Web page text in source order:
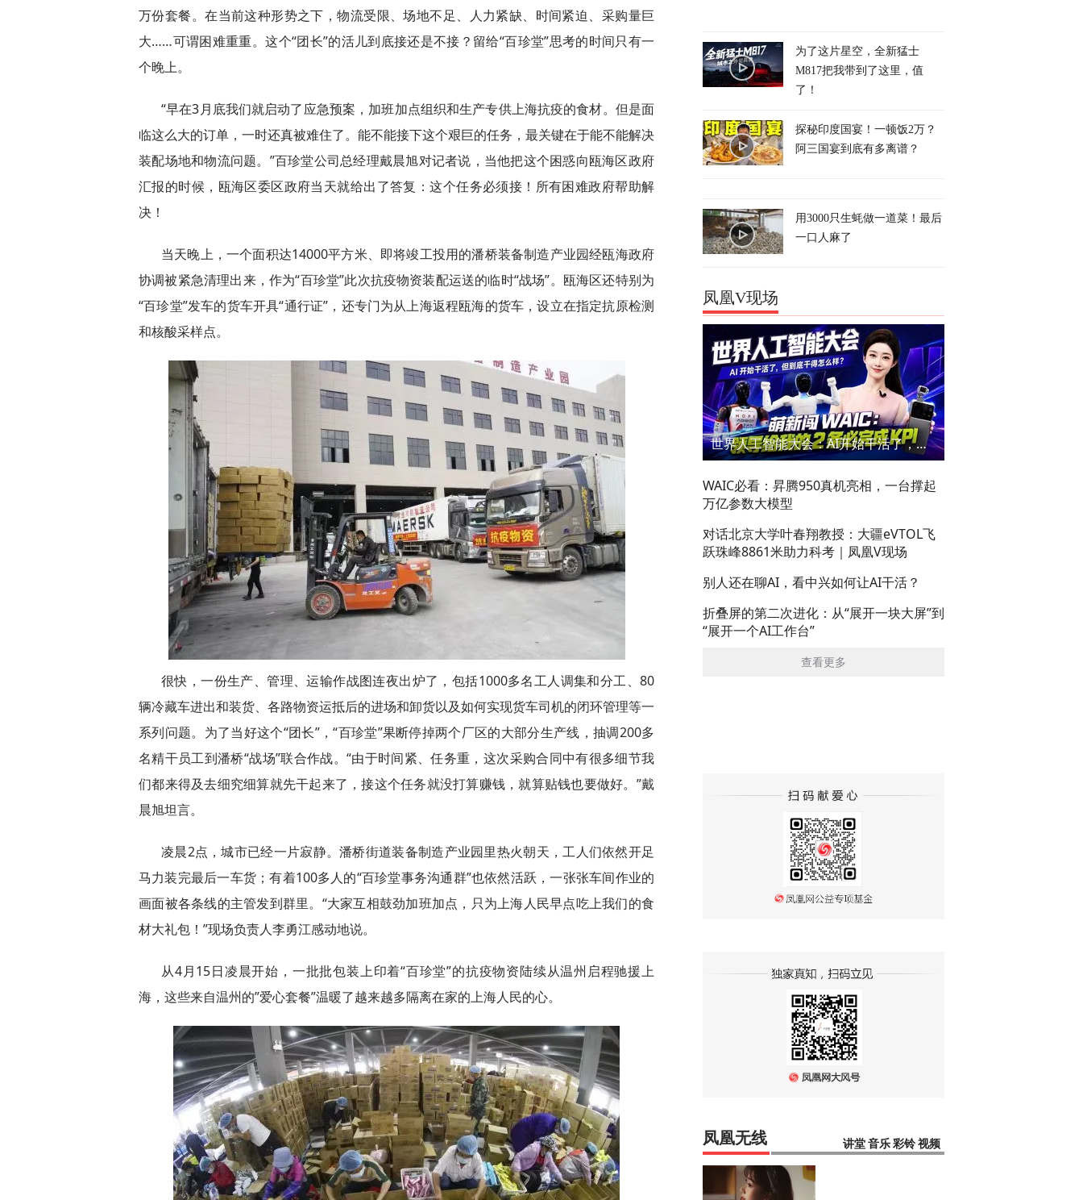
万份套餐。在当前这种形势之下，物流受限、场地不足、人力紧缺、时间紧迫、采购量巨
大……可谓困难重重。这个“团长”的活儿到底接还是不接？留给“百珍堂”思考的时间只有一
个晚上。
“早在3月底我们就启动了应急预案，加班加点组织和生产专供上海抗疫的食材。但是面
临这么大的订单，一时还真被难住了。能不能接下这个艰巨的任务，最关键在于能不能解决
装配场地和物流问题。”百珍堂公司总经理戴晨旭对记者说，当他把这个困惑向瓯海区政府
汇报的时候，瓯海区委区政府当天就给出了答复：这个任务必须接！所有困难政府帮助解
决！
当天晚上，一个面积达14000平方米、即将竣工投用的潘桥装备制造产业园经瓯海政府
协调被紧急清理出来，作为“百珍堂”此次抗疫物资装配运送的临时“战场”。瓯海区还特别为
“百珍堂”发车的货车开具“通行证”，还专门为从上海返程瓯海的货车，设立在指定抗原检测
和核酸采样点。
很快，一份生产、管理、运输作战图连夜出炉了，包括1000多名工人调集和分工、80
辆冷藏车进出和装货、各路物资运抵后的进场和卸货以及如何实现货车司机的闭环管理等一
系列问题。为了当好这个“团长”，“百珍堂”果断停掉两个厂区的大部分生产线，抽调200多
名精干员工到潘桥“战场”联合作战。“由于时间紧、任务重，这次采购合同中有很多细节我
们都来得及去细究细算就先干起来了，接这个任务就没打算赚钱，就算贴钱也要做好。”戴
晨旭坦言。
凌晨2点，城市已经一片寂静。潘桥街道装备制造产业园里热火朝天，工人们依然开足
马力装完最后一车货；有着100多人的“百珍堂事务沟通群”也依然活跃，一张张车间作业的
画面被各条线的主管发到群里。“大家互相鼓劲加班加点，只为上海人民早点吃上我们的食
材大礼包！”现场负责人李勇江感动地说。
从4月15日凌晨开始，一批批包装上印着“百珍堂”的抗疫物资陆续从温州启程驰援上
海，这些来自温州的”爱心套餐”温暖了越来越多隔离在家的上海人民的心。
为了这片星空，全新猛士
M817把我带到了这里，值
了！
探秘印度国宴！一顿饭2万？
阿三国宴到底有多离谱？
用3000只生蚝做一道菜！最后
一口人麻了
凤凰V现场
世界人工智能大会：AI开始干活了，但到底干的怎么样？萌新闯WAIC
WAIC必看：昇腾950真机亮相，一台撑起
万亿参数大模型
对话北京大学叶春翔教授：大疆eVTOL飞
跃珠峰8861米助力科考｜凤凰V现场
别人还在聊AI，看中兴如何让AI干活？
折叠屏的第二次进化：从“展开一块大屏”到
“展开一个AI工作台”
查看更多
讲堂 音乐 彩铃 视频
凤凰无线